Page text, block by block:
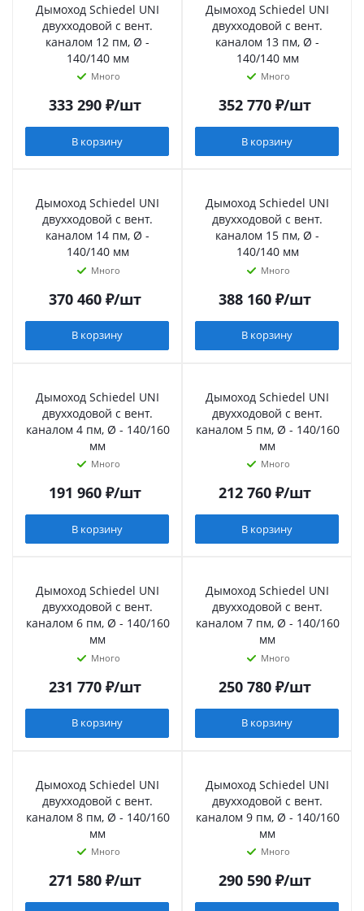
Дымоход Schiedel UNI
двухходовой с вент.
каналом 12 пм, Ø -
140/140 мм
Много
333 290₽/шт
В корзину
Дымоход Schiedel UNI
двухходовой с вент.
каналом 13 пм, Ø -
140/140 мм
Много
352 770₽/шт
В корзину
Дымоход Schiedel UNI
двухходовой с вент.
каналом 14 пм, Ø -
140/140 мм
Много
370 460₽/шт
В корзину
Дымоход Schiedel UNI
двухходовой с вент.
каналом 15 пм, Ø -
140/140 мм
Много
388 160₽/шт
В корзину
Дымоход Schiedel UNI
двухходовой с вент.
каналом 4 пм, Ø - 140/160
мм
Много
191 960₽/шт
В корзину
Дымоход Schiedel UNI
двухходовой с вент.
каналом 5 пм, Ø - 140/160
мм
Много
212 760₽/шт
В корзину
Дымоход Schiedel UNI
двухходовой с вент.
каналом 6 пм, Ø - 140/160
мм
Много
231 770₽/шт
В корзину
Дымоход Schiedel UNI
двухходовой с вент.
каналом 7 пм, Ø - 140/160
мм
Много
250 780₽/шт
В корзину
Дымоход Schiedel UNI
двухходовой с вент.
каналом 8 пм, Ø - 140/160
мм
Много
271 580₽/шт
Дымоход Schiedel UNI
двухходовой с вент.
каналом 9 пм, Ø - 140/160
мм
Много
290 590₽/шт